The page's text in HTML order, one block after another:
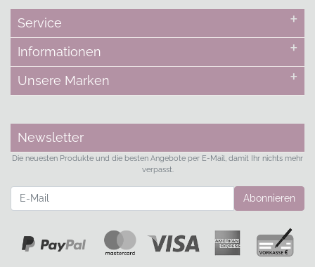
Service
Informationen
Unsere Marken
Newsletter
Die neuesten Produkte und die besten Angebote per E-Mail, damit Ihr nichts mehr
verpasst.
Abonnieren